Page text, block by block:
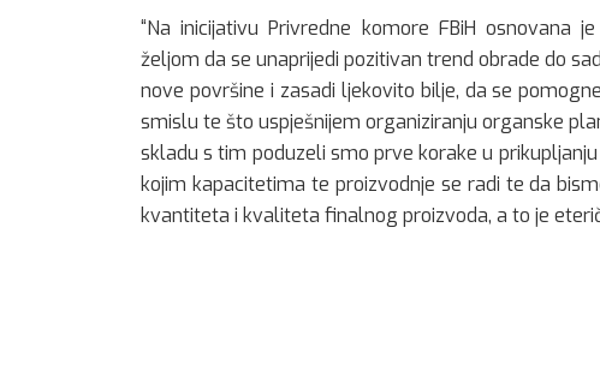
“Na inicijativu Privredne komore FBiH osnovana
željom da se unaprijedi pozitivan trend obrade do
nove površine i zasadi ljekovito bilje, da se
smislu te što uspješnijem organiziranju organske
skladu s tim poduzeli smo prve korake u
kojim kapacitetima te proizvodnje se radi te da
kvantiteta i kvaliteta finalnog proizvoda, a to je